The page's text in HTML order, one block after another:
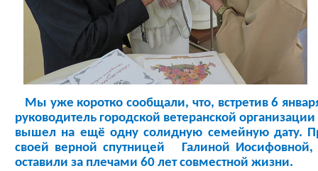
Мы уже коротко сообщали, что, встретив 6
руководитель городской ветеранской
вышел на ещё одну солидную семейную дату.
своей верной спутницей Галиной
оставили за плечами 60 лет совместной жизни.